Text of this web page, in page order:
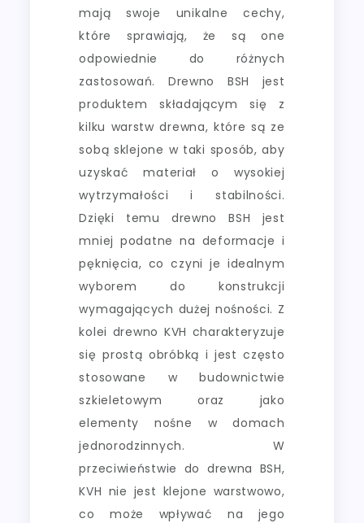
mają swoje unikalne cechy,
które sprawiają, że są one
odpowiednie do różnych
zastosowań. Drewno BSH jest
produktem składającym się z
kilku warstw drewna, które są ze
sobą sklejone w taki sposób, aby
uzyskać materiał o wysokiej
wytrzymałości i stabilności.
Dzięki temu drewno BSH jest
mniej podatne na deformacje i
pęknięcia, co czyni je idealnym
wyborem do konstrukcji
wymagających dużej nośności. Z
kolei drewno KVH charakteryzuje
się prostą obróbką i jest często
stosowane w budownictwie
szkieletowym oraz jako
elementy nośne w domach
jednorodzinnych. W
przeciwieństwie do drewna BSH,
KVH nie jest klejone warstwowo,
co może wpływać na jego